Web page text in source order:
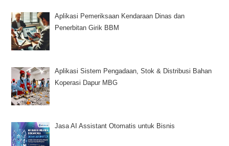
Aplikasi Pemeriksaan Kendaraan Dinas dan
Penerbitan Girik BBM
Aplikasi Sistem Pengadaan, Stok & Distribusi Bahan
Koperasi Dapur MBG
Jasa AI Assistant Otomatis untuk Bisnis